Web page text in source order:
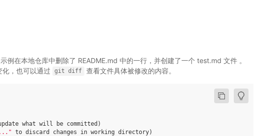
例在本地仓库中删除了 README.md 中的一行，并创建了一个 test.md 文件 。
，也可以通过 git diff 查看文件具体被修改的内容。
what will be committed )
to discard changes in working directory)